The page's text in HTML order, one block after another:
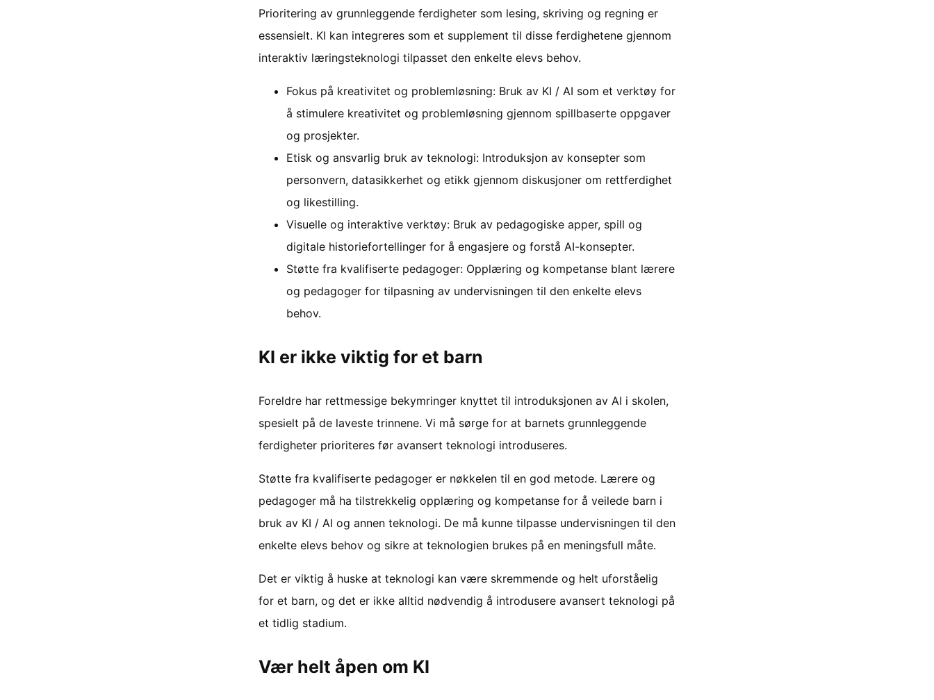
Prioritering av grunnleggende ferdigheter som lesing, skriving og regning er
essensielt. KI kan integreres som et supplement til disse ferdighetene gjennom
interaktiv læringsteknologi tilpasset den enkelte elevs behov.
Fokus på kreativitet og problemløsning: Bruk av KI / AI som et verktøy for
å stimulere kreativitet og problemløsning gjennom spillbaserte oppgaver
og prosjekter.
Etisk og ansvarlig bruk av teknologi: Introduksjon av konsepter som
personvern, datasikkerhet og etikk gjennom diskusjoner om rettferdighet
og likestilling.
Visuelle og interaktive verktøy: Bruk av pedagogiske apper, spill og
digitale historiefortellinger for å engasjere og forstå AI-konsepter.
Støtte fra kvalifiserte pedagoger: Opplæring og kompetanse blant lærere
og pedagoger for tilpasning av undervisningen til den enkelte elevs
behov.
KI er ikke viktig for et barn
Foreldre har rettmessige bekymringer knyttet til introduksjonen av AI i skolen,
spesielt på de laveste trinnene. Vi må sørge for at barnets grunnleggende
ferdigheter prioriteres før avansert teknologi introduseres.
Støtte fra kvalifiserte pedagoger er nøkkelen til en god metode. Lærere og
pedagoger må ha tilstrekkelig opplæring og kompetanse for å veilede barn i
bruk av KI / AI og annen teknologi. De må kunne tilpasse undervisningen til den
enkelte elevs behov og sikre at teknologien brukes på en meningsfull måte.
Det er viktig å huske at teknologi kan være skremmende og helt uforståelig
for et barn, og det er ikke alltid nødvendig å introdusere avansert teknologi på
et tidlig stadium.
Vær helt åpen om KI